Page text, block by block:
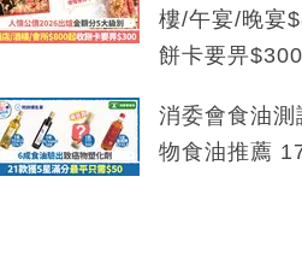
樓/午宴/晚宴
餅卡要畀$300
消委會食油
物食油推薦